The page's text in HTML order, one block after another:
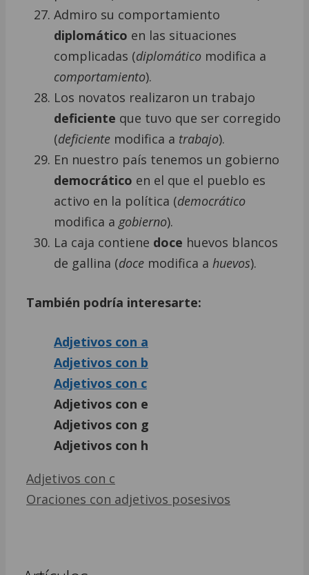
Admiro su comportamiento
diplomático en las situaciones
complicadas (diplomático modifica a
comportamiento).
Los novatos realizaron un trabajo
deficiente que tuvo que ser corregido
(deficiente modifica a trabajo).
En nuestro país tenemos un gobierno
democrático en el que el pueblo es
activo en la política (democrático
modifica a gobierno).
La caja contiene doce huevos blancos
de gallina (doce modifica a huevos).
También podría interesarte:
Adjetivos con a
Adjetivos con b
Adjetivos con c
Adjetivos con e
Adjetivos con g
Adjetivos con h
Adjetivos con c
Oraciones con adjetivos posesivos